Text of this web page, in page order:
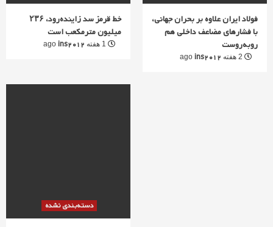
خط قرمز سد زاینده‌رود، ۲۳۶
میلیون مترمکعب است
ins2012
فولاد ایران علاوه بر بحران جهانی،
با فشارهای مضاعف داخلی هم
روبه‌روست
ins2012
دسته‌بندی نشده